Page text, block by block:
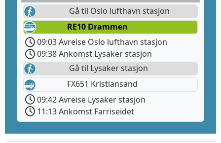
Gå til Oslo lufthavn stasjon
RE10 Drammen
09:03 Avreise Oslo lufthavn stasjon
09:38 Ankomst Lysaker stasjon
Gå til Lysaker stasjon
FX651 Kristiansand
09:42 Avreise Lysaker stasjon
11:13 Ankomst Farriseidet